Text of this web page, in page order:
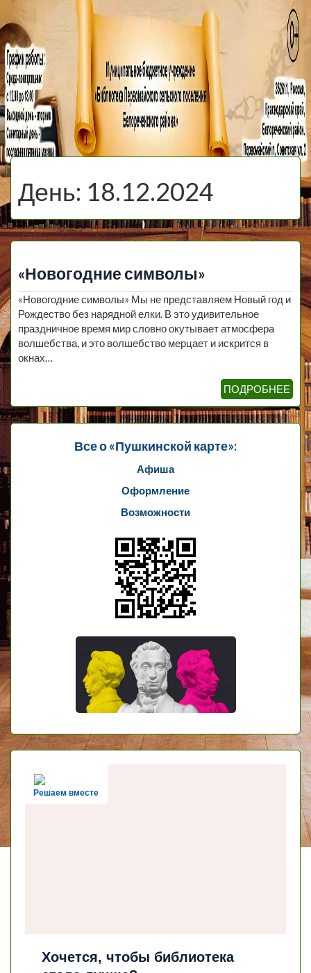
МБУ Библиотека
Первомайского
Сельского
Поселения
День: 18.12.2024
«Новогодние символы»
«Новогодние символы» Мы не представляем Новый год и
Рождество без нарядной елки. В это удивительное
праздничное время мир словно окутывает атмосфера
волшебства, и это волшебство мерцает и искрится в
окнах…
ПОДРОБНЕЕ
Все о «Пушкинской карте»:
Афиша
Оформление
Возможности
Решаем вместе
Хочется, чтобы библиотека